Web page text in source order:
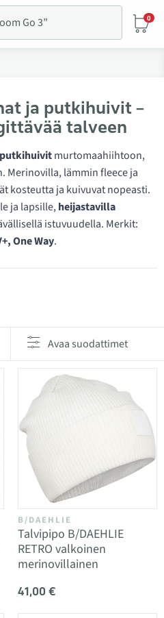
0
ja putkihuivit –
talveen
murtomaahiihtoon,
Merinovilla, lämmin fleece ja
kosteutta ja kuivuvat nopeasti.
ja lapsille,heijastavilla
istuvuudella. Merkit:
One Way.
hatut
Avaa suodattimet
B/DAEHLIE
Talvipipo B/DAEHLIE
RETRO valkoinen
merinovillainen
41,00 €